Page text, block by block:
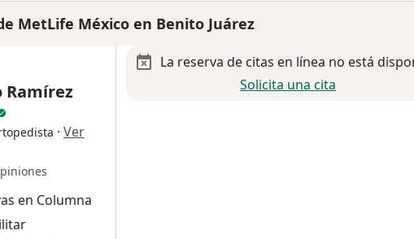
MetLife México en Benito Juárez
Ramírez
· Ver
en Columna
La reserva de citas en línea no está
Solicita una cita